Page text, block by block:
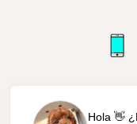
Hola 👋